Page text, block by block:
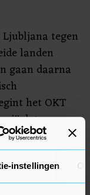
instellingen
tegen
landen
gaan daarna
het OKT
dat
met 3-1